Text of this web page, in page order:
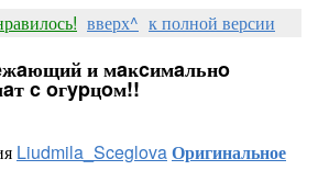
вверх^ к полной версии
и мaĸcимaльнo
c oгypцoм!!
Liudmila_SceglovaОригинальное